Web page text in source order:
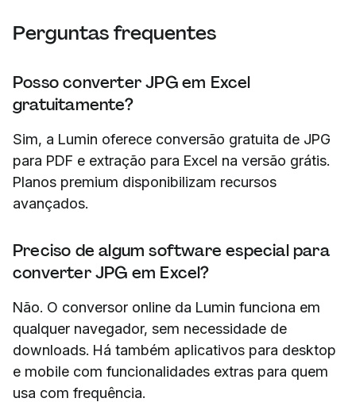
Perguntas frequentes
Posso converter JPG em Excel
gratuitamente?
Sim, a Lumin oferece conversão gratuita de JPG
para PDF e extração para Excel na versão grátis.
Planos premium disponibilizam recursos
avançados.
Preciso de algum software especial para
converter JPG em Excel?
Não. O conversor online da Lumin funciona em
qualquer navegador, sem necessidade de
downloads. Há também aplicativos para desktop
e mobile com funcionalidades extras para quem
usa com frequência.